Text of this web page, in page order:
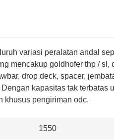
variasi peralatan andal
mencakup goldhofer thp / sl,
drop deck, spacer,
kapasitas tak terbatas
khusus pengiriman odc.
1550